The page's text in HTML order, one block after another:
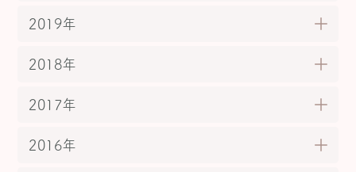
2019年
2018年
2017年
2016年